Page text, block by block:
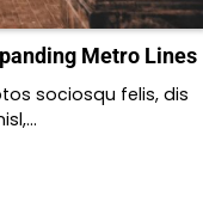
Metro Lines
sociosqu felis, dis